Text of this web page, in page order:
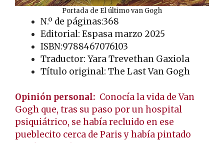
Portada de El último van Gogh
N.º de páginas:368
Editorial: Espasa marzo 2025
ISBN:9788467076103
Traductor: Yara Trevethan Gaxiola
Título original: The Last Van Gogh
Opinión personal: Conocía la vida de Van
Gogh que, tras su paso por un hospital
psiquiátrico, se había recluido en ese
pueblecito cerca de Paris y había pintado